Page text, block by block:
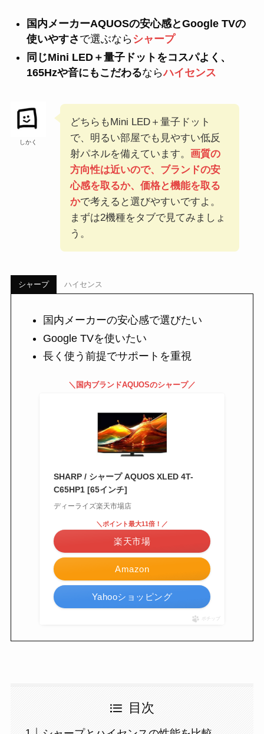
国内メーカーAQUOSの安心感とGoogle TVの
使いやすさ で選ぶなら シャープ
同じMini LED＋量子ドットをコスパよく、
165Hzや音にもこだわるならハイセンス
しかく
どちらもMini LED＋量子ドット
で、明るい部屋でも見やすい低反
射パネルを備えています。 画質の
方向性は近いので、ブランドの安
心感を取るか、価格と機能を取る
かで考えると選びやすいですよ。
まずは2機種をタブで見てみましょ
う。
シャープ ハイセンス
国内メーカーの安心感で選びたい
Google TVを使いたい
長く使う前提でサポートを重視
＼国内ブランドAQUOSのシャープ／
SHARP / シャープ AQUOS XLED 4T-
C65HP1 [65インチ]
ディーライズ楽天市場店
Amazon
＼ポイント最大11倍！／
楽天市場
Yahooショッピング
ポチップ
目次